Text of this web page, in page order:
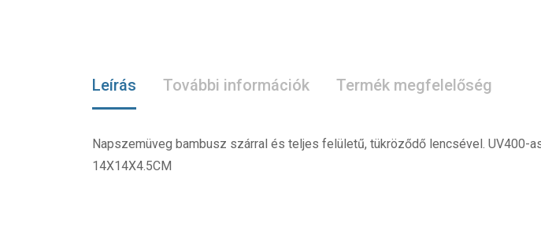
Leírás További információk Termék megfelelőség
Napszemüveg bambusz szárral és teljes felületű, tükröződő lencsével. UV400-
14X14X4.5CM